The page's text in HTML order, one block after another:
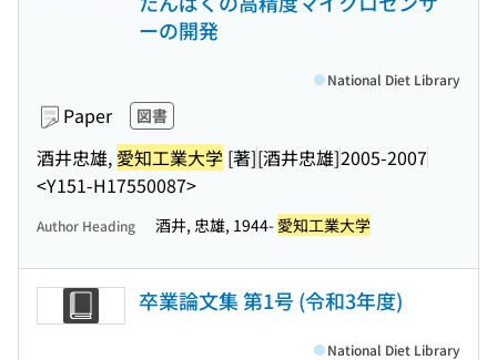
ーの開発
Paper 図書
酒井忠雄, 愛知工業大学 [著][酒井忠雄]2005-2007
<Y151-H17550087>
National Diet Library
Author Heading 酒井, 忠雄, 1944- 愛知工業大学
卒業論文集 第1号 (令和3年度)
National Diet Library